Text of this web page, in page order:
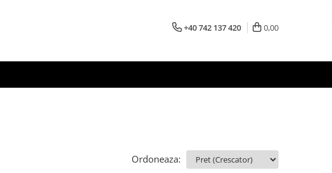
+40 742 137 420 0,00
Ordoneaza: